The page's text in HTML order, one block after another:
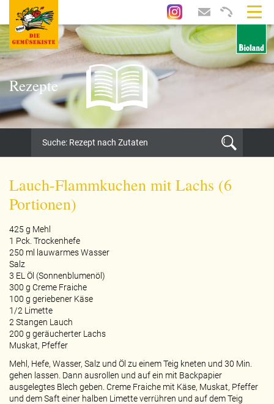
Rezepte
Lauch-Flammkuchen mit Lachs (6
Portionen)
425 g Mehl
1 Pck. Trockenhefe
250 ml lauwarmes Wasser
Salz
3 EL Öl (Sonnenblumenöl)
300 g Creme Fraiche
100 g geriebener Käse
1/2 Limette
2 Stangen Lauch
200 g geräucherter Lachs
Muskat, Pfeffer
Mehl, Hefe, Wasser, Salz und Öl zu einem Teig kneten und 30 Min.
gehen lassen. Dann ausrollen und auf ein mit Backpapier
ausgelegtes Blech geben. Creme Fraiche mit Käse, Muskat, Pfeffer
und dem Saft einer halben Limette verrühren und auf dem Teig